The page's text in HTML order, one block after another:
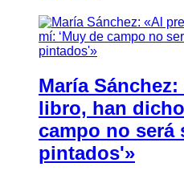
María
libro, han
campo no
pintados'»